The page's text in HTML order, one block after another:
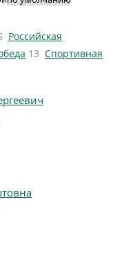
Российская
13 Спортивная